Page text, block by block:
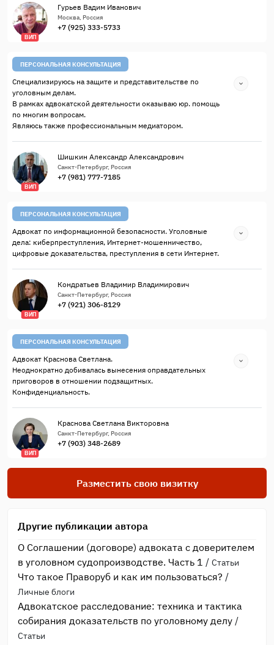
ВИП
Гурьев Вадим Иванович
Москва, Россия
+7 (925) 333-5733
ПЕРСОНАЛЬНАЯ КОНСУЛЬТАЦИЯ
Специализируюсь на защите и представительстве по
уголовным делам.
В рамках адвокатской деятельности оказываю юр. помощь
по многим вопросам.
Являюсь также профессиональным медиатором.
ВИП
Шишкин Александр Александрович
Санкт-Петербург, Россия
+7 (981) 777-7185
ПЕРСОНАЛЬНАЯ КОНСУЛЬТАЦИЯ
Адвокат по информационной безопасности. Уголовные
дела: киберпреступления, Интернет-мошенничество,
цифровые доказательства, преступления в сети Интернет.
ВИП
Кондратьев Владимир Владимирович
Санкт-Петербург, Россия
+7 (921) 306-8129
ПЕРСОНАЛЬНАЯ КОНСУЛЬТАЦИЯ
Адвокат Краснова Светлана.
Неоднократно добивалась вынесения оправдательных
приговоров в отношении подзащитных.
Конфиденциальность.
ВИП
Краснова Светлана Викторовна
Санкт-Петербург, Россия
+7 (903) 348-2689
Разместить свою визитку
Другие публикации автора
О Соглашении (договоре) адвоката с доверителем
в уголовном судопроизводстве. Часть 1 / Статьи
Что такое Праворуб и как им пользоваться? /
Личные блоги
Адвокатское расследование: техника и тактика
собирания доказательств по уголовному делу /
Статьи